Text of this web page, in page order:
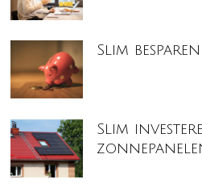
Slim
Slim